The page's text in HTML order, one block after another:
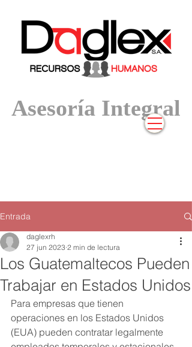
Asesoría Integral
Entrada
Los Guatemaltecos Pueden
Trabajar en Estados Unidos
daglexrh
27 jun 2023 2 min de lectura
Para empresas que tienen
operaciones en los Estados Unidos
(EUA) pueden contratar legalmente